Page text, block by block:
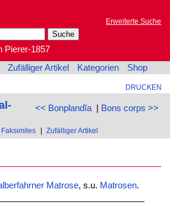
Erweiterte Suche
Pierer-1857
Zufälliger Artikel Kategorien Shop
DRUCKEN
<< Bonplandĭa| Bons corps >>
Faksimiles Zufälliger Artikel
Matrose, s.u. Matrosen.